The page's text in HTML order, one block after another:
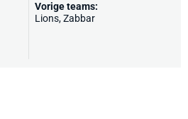
Vorige teams:
Lions, Zabbar